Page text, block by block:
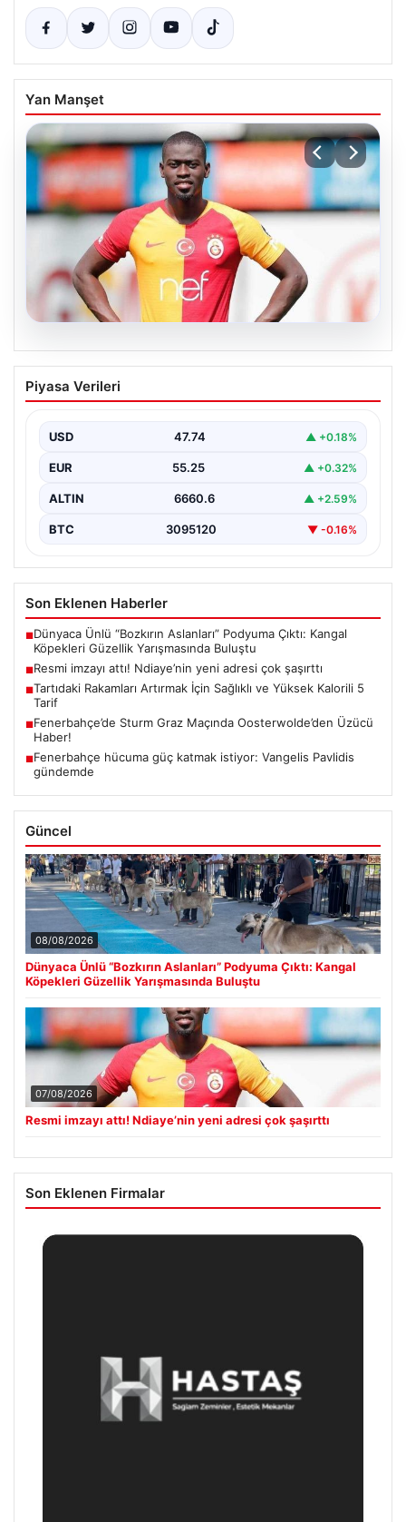
Yan Manşet
07.08.2026
Resmi imzayı attı! Ndiaye’nin yeni
adresi çok şaşırttı
Piyasa Verileri
USD 47.74 ▲ +0.18%
EUR 55.25 ▲ +0.32%
ALTIN 6660.6 ▲ +2.59%
BTC 3095120 ▼ -0.16%
Son Eklenen Haberler
■Dünyaca Ünlü “Bozkırın Aslanları” Podyuma Çıktı: Kangal
Köpekleri Güzellik Yarışmasında Buluştu
■Resmi imzayı attı! Ndiaye’nin yeni adresi çok şaşırttı
■Tartıdaki Rakamları Artırmak İçin Sağlıklı ve Yüksek Kalorili 5
Tarif
■Fenerbahçe’de Sturm Graz Maçında Oosterwolde’den Üzücü
Haber!
■Fenerbahçe hücuma güç katmak istiyor: Vangelis Pavlidis
gündemde
Güncel
08/08/2026
Dünyaca Ünlü “Bozkırın Aslanları” Podyuma Çıktı: Kangal
Köpekleri Güzellik Yarışmasında Buluştu
07/08/2026
Resmi imzayı attı! Ndiaye’nin yeni adresi çok şaşırttı
Son Eklenen Firmalar